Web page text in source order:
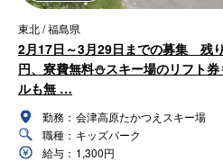
東北 / 福島県
2月17日～3月29日までの募集 残
円、寮費無料⛄スキー場のリフト
ルも無 …
勤務： 会津高原たかつえスキー場
職種： キッズパーク
給与： 1,300円